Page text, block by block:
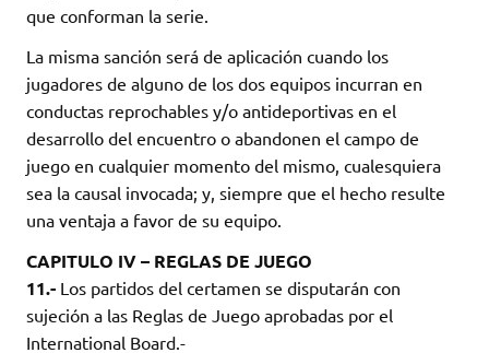
que conforman la serie.
La misma sanción será de aplicación cuando los
jugadores de alguno de los dos equipos incurran en
conductas reprochables y/o antideportivas en el
desarrollo del encuentro o abandonen el campo de
juego en cualquier momento del mismo, cualesquiera
sea la causal invocada; y, siempre que el hecho resulte
una ventaja a favor de su equipo.
CAPITULO IV – REGLAS DE JUEGO
11.- Los partidos del certamen se disputarán con
sujeción a las Reglas de Juego aprobadas por el
International Board.-